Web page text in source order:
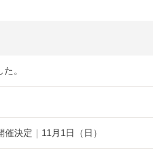
。
決定｜11月1日（日）